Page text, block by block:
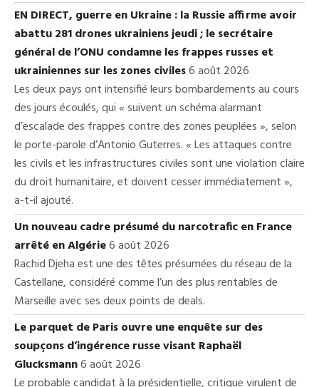
EN DIRECT, guerre en Ukraine : la Russie affirme avoir
abattu 281 drones ukrainiens jeudi ; le secrétaire
général de l’ONU condamne les frappes russes et
ukrainiennes sur les zones civiles6 août 2026
Les deux pays ont intensifié leurs bombardements au cours
des jours écoulés, qui « suivent un schéma alarmant
d’escalade des frappes contre des zones peuplées », selon
le porte-parole d’Antonio Guterres. « Les attaques contre
les civils et les infrastructures civiles sont une violation claire
du droit humanitaire, et doivent cesser immédiatement »,
a-t-il ajouté.
Un nouveau cadre présumé du narcotrafic en France
arrêté en Algérie6 août 2026
Rachid Djeha est une des têtes présumées du réseau de la
Castellane, considéré comme l’un des plus rentables de
Marseille avec ses deux points de deals.
Le parquet de Paris ouvre une enquête sur des
soupçons d’ingérence russe visant Raphaël
Glucksmann6 août 2026